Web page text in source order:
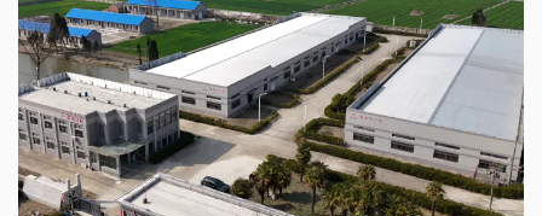
на разрыв не будет повреждена.